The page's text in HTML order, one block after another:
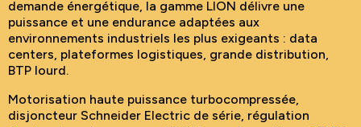
demande énergétique, la gamme LION délivre une
puissance et une endurance adaptées aux
environnements industriels les plus exigeants : data
centers, plateformes logistiques, grande distribution,
BTP lourd.
Motorisation haute puissance turbocompressée,
disjoncteur Schneider Electric de série, régulation